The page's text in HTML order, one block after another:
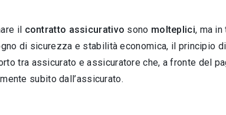
il contratto assicurativo sono molteplici, ma
di sicurezza e stabilità economica, il principio
tra assicurato e assicuratore che, a fronte del
subito dall’assicurato.